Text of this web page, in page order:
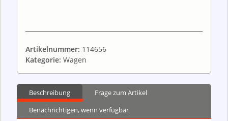
Artikelnummer: 114656
Kategorie: Wagen
Beschreibung
Frage zum Artikel
Benachrichtigen, wenn verfügbar